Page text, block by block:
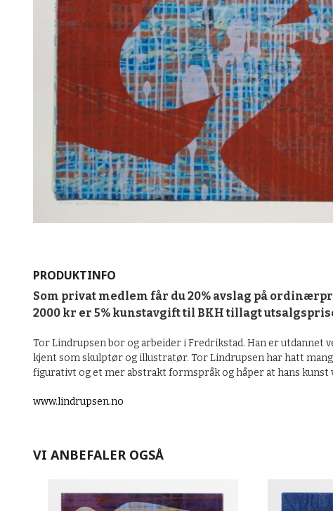
PRODUKTINFO
Som privat medlem får du 20% avslag på
2000 kr er 5% kunstavgift til BKH tillagt
Tor Lindrupsen bor og arbeider i Fredrikstad. Han er utdannet
kjent som skulptør og illustratør. Tor Lindrupsen har hatt
figurativt og et mer abstrakt formspråk og håper at hans
www.lindrupsen.no
VI ANBEFALER OGSÅ